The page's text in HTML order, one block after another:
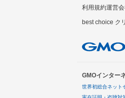
利用規約運営
best choice ク
GMOインター
世界初総合ネット